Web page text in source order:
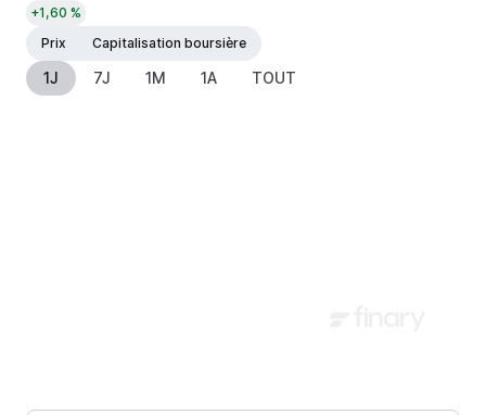
+1,60 %
Prix
Capitalisation boursière
1J 7J 1M 1A TOUT